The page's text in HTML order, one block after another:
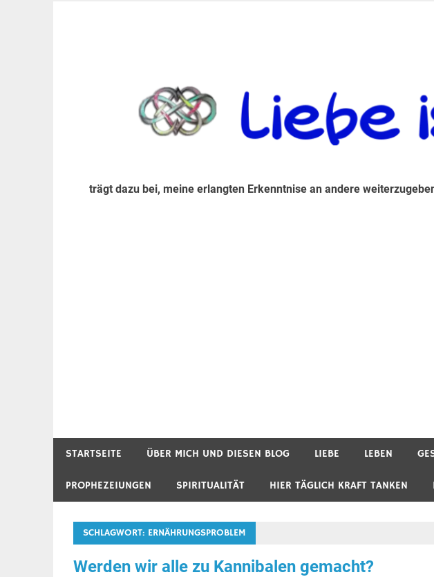
trägt dazu bei, meine erlangten Erkenntnise an andere
STARTSEITE ÜBER MICH UND DIESEN BLOG LIEBE LEBEN
PROPHEZEIUNGEN SPIRITUALITÄT HIER TÄGLICH KRAFT TANKEN
SCHLAGWORT: ERNÄHRUNGSPROBLEM
Werden wir alle zu Kannibalen gemacht?